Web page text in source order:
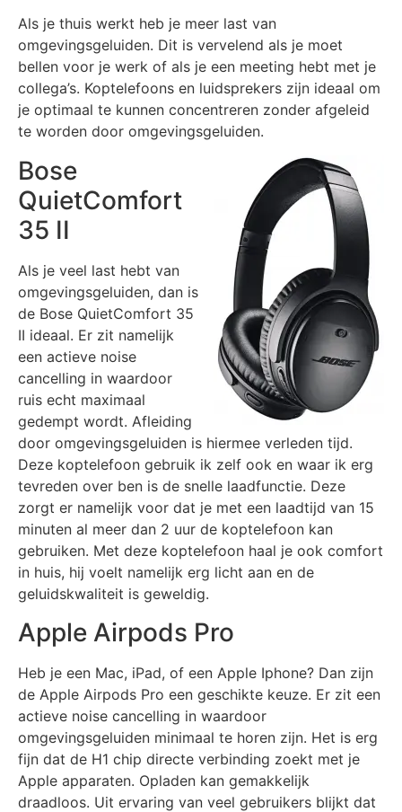
Als je thuis werkt heb je meer last van
omgevingsgeluiden. Dit is vervelend als je moet
bellen voor je werk of als je een meeting hebt met je
collega’s. Koptelefoons en luidsprekers zijn ideaal om
je optimaal te kunnen concentreren zonder afgeleid
te worden door omgevingsgeluiden.
Bose
QuietComfort
35 II
Als je veel last hebt van
omgevingsgeluiden, dan is
de Bose QuietComfort 35
II ideaal. Er zit namelijk
een actieve noise
cancelling in waardoor
ruis echt maximaal
gedempt wordt. Afleiding
door omgevingsgeluiden is hiermee verleden tijd.
Deze koptelefoon gebruik ik zelf ook en waar ik erg
tevreden over ben is de snelle laadfunctie. Deze
zorgt er namelijk voor dat je met een laadtijd van 15
minuten al meer dan 2 uur de koptelefoon kan
gebruiken. Met deze koptelefoon haal je ook comfort
in huis, hij voelt namelijk erg licht aan en de
geluidskwaliteit is geweldig.
Apple Airpods Pro
Heb je een Mac, iPad, of een Apple Iphone? Dan zijn
de Apple Airpods Pro een geschikte keuze. Er zit een
actieve noise cancelling in waardoor
omgevingsgeluiden minimaal te horen zijn. Het is erg
fijn dat de H1 chip directe verbinding zoekt met je
Apple apparaten. Opladen kan gemakkelijk
draadloos. Uit ervaring van veel gebruikers blijkt dat